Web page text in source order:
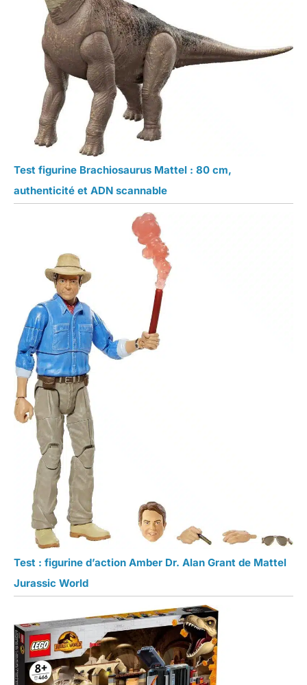
Test figurine Brachiosaurus Mattel : 80 cm,
authenticité et ADN scannable
Test : figurine d’action Amber Dr. Alan Grant de Mattel
Jurassic World